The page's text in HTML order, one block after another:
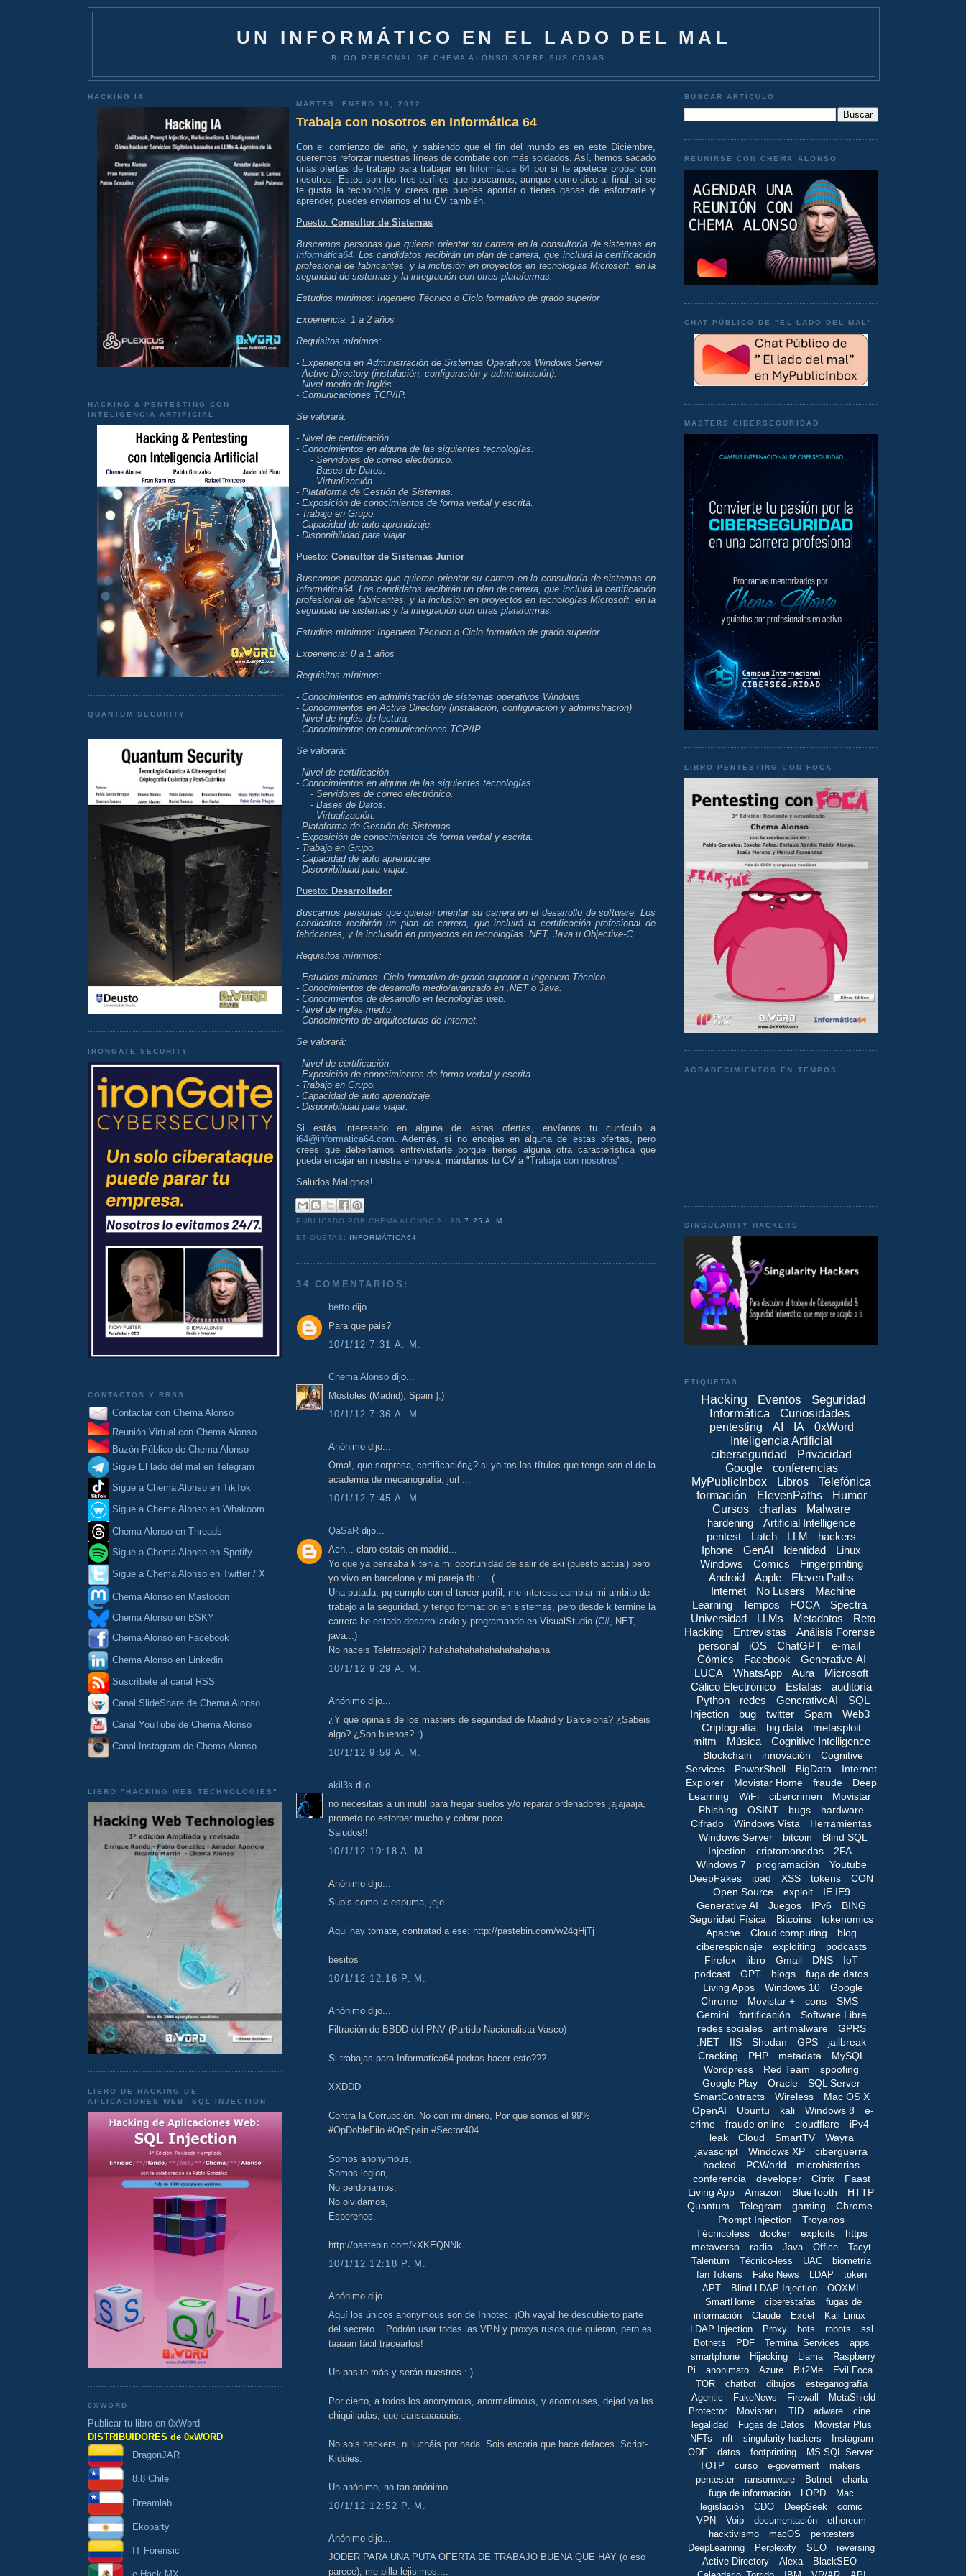
UN INFORMÁTICO EN EL LADO DEL MAL
BLOG PERSONAL DE CHEMA ALONSO SOBRE SUS COSAS.
HACKING IA
HACKING & PENTESTING CON
INTELIGENCIA ARTIFICIAL
QUANTUM SECURITY
IRONGATE SECURITY
CONTACTOS Y RRSS
Contactar con Chema Alonso
Reunión Virtual con Chema Alonso
Buzón Público de Chema Alonso
Sigue El lado del mal en Telegram
Sigue a Chema Alonso en TikTok
Sigue a Chema Alonso en Whakoom
Chema Alonso en Threads
Sigue a Chema Alonso en Spotify
Sigue a Chema Alonso en Twitter / X
Chema Alonso en Mastodon
Chema Alonso en BSKY
Chema Alonso en Facebook
Chema Alonso en Linkedin
Suscríbete al canal RSS
Canal SlideShare de Chema Alonso
Canal YouTube de Chema Alonso
Canal Instagram de Chema Alonso
LIBRO "HACKING WEB TECHNOLOGIES"
LIBRO DE HACKING DE
APLICACIONES WEB: SQL INJECTION
0XWORD
Publicar tu libro en 0xWord
DISTRIBUIDORES de 0xWORD
DragonJAR
8.8 Chile
Dreamlab
Ekoparty
IT Forensic
MARTES, ENERO 10, 2012
Trabaja con nosotros en Informática 64
Con el comienzo del año, y sabiendo que el fin del mundo es en este Diciembre,
queremos reforzar nuestras líneas de combate con más soldados. Así, hemos sacado
unas ofertas de trabajo para trabajar en
Informática 64 por si te apetece probar con
nosotros. Estos son los tres perfiles que buscamos, aunque como dice al final, si se
te gusta la tecnología y crees que puedes aportar o tienes ganas de esforzarte y
aprender, puedes enviarnos el tu CV también.
Puesto: Consultor de Sistemas
Buscamos personas que quieran orientar su carrera en la consultoría de sistemas en
Informática64 . Los candidatos recibirán un plan de carrera, que incluirá la certificación
profesional de fabricantes, y la inclusión en proyectos en tecnologías Microsoft, en la
seguridad de sistemas y la integración con otras plataformas.
Estudios mínimos: Ingeniero Técnico o Ciclo formativo de grado superior
Experiencia: 1 a 2 años
Requisitos mínimos:
- Experiencia en Administración de Sistemas Operativos Windows Server
- Active Directory (instalación, configuración y administración).
- Nivel medio de Inglés.
- Comunicaciones TCP/IP.
Se valorará:
- Nivel de certificación.
- Conocimientos en alguna de las siguientes tecnologías:
- Servidores de correo electrónico.
- Bases de Datos.
- Virtualización.
- Plataforma de Gestión de Sistemas.
- Exposición de conocimientos de forma verbal y escrita.
- Trabajo en Grupo.
- Capacidad de auto aprendizaje.
- Disponibilidad para viajar.
Puesto: Consultor de Sistemas Junior
Buscamos personas que quieran orientar su carrera en la consultoría de sistemas en
Informática64. Los candidatos recibirán un plan de carrera, que incluirá la certificación
profesional de fabricantes, y la inclusión en proyectos en tecnologías Microsoft, en la
seguridad de sistemas y la integración con otras plataformas.
Estudios mínimos: Ingeniero Técnico o Ciclo formativo de grado superior
Experiencia: 0 a 1 años
Requisitos mínimos:
- Conocimientos en administración de sistemas operativos Windows.
- Conocimientos en Active Directory (instalación, configuración y administración)
- Nivel de inglés de lectura.
- Conocimientos en comunicaciones TCP/IP.
Se valorará:
- Nivel de certificación.
- Conocimientos en alguna de las siguientes tecnologías:
- Servidores de correo electrónico.
- Bases de Datos.
- Virtualización.
- Plataforma de Gestión de Sistemas.
- Exposición de conocimientos de forma verbal y escrita.
- Trabajo en Grupo.
- Capacidad de auto aprendizaje.
- Disponibilidad para viajar.
Puesto: Desarrollador
Buscamos personas que quieran orientar su carrera en el desarrollo de software. Los
candidatos recibirán un plan de carrera, que incluirá la certificación profesional de
fabricantes, y la inclusión en proyectos en tecnologías .NET, Java u Objective-C.
Requisitos mínimos:
- Estudios mínimos: Ciclo formativo de grado superior o Ingeniero Técnico
- Conocimientos de desarrollo medio/avanzado en .NET o Java.
- Conocimientos de desarrollo en tecnologías web.
- Nivel de inglés medio.
- Conocimiento de arquitecturas de Internet.
Se valorará:
- Nivel de certificación.
- Exposición de conocimientos de forma verbal y escrita.
- Trabajo en Grupo.
- Capacidad de auto aprendizaje.
- Disponibilidad para viajar.
Si estás interesado en alguna de estas ofertas, envíanos tu currículo a
i64@informatica64.com . Además, si no encajas en alguna de estas ofertas, pero
crees que deberíamos entrevistarte porque tienes alguna otra característica que
pueda encajar en nuestra empresa, mándanos tu CV a "Trabaja con nosotros".
Saludos Malignos!
PUBLICADO POR CHEMA ALONSOA LAS7:25 A. M.
ETIQUETAS: INFORMÁTICA64
34 COMENTARIOS:
betto dijo...
Para que pais?
10/1/12 7:31 A. M.
Chema Alonso dijo...
Móstoles (Madrid), Spain }:)
10/1/12 7:36 A. M.
Anónimo dijo...
Oma!, que sorpresa, certificación¿? si yo tos los títulos que tengo son el de la
academia de mecanografía, jorl ...
10/1/12 7:45 A. M.
QaSaR dijo...
Ach... claro estais en madrid...
Yo que ya pensaba k tenia mi oportunidad de salir de aki (puesto actual) pero
yo vivo en barcelona y mi pareja tb :....(
Una putada, pq cumplo con el tercer perfil, me interesa cambiar mi ambito de
trabajo a la seguridad, y tengo formacion en sistemas, pero desde k termine la
carrera he estado desarrollando y programando en VisualStudio (C#,.NET,
java...)
No haceis Teletrabajo!? hahahahahahahahahahahaha
10/1/12 9:29 A. M.
Anónimo dijo...
¿Y que opinais de los masters de seguridad de Madrid y Barcelona? ¿Sabeis
algo? ¿Son buenos? :)
10/1/12 9:59 A. M.
akil3s dijo...
no necesitais a un inutil para fregar suelos y/o reparar ordenadores jajajaaja,
prometo no estorbar mucho y cobrar poco.
Saludos!!
10/1/12 10:18 A. M.
Anónimo dijo...
Subis como la espuma, jeje
Aqui hay tomate, contratad a ese: http://pastebin.com/w24gHjTj
besitos
10/1/12 12:16 P. M.
Anónimo dijo...
Filtración de BBDD del PNV (Partido Nacionalista Vasco)
Si trabajas para Informatica64 podras hacer esto???
XXDDD
Contra la Corrupción. No con mi dinero, Por que somos el 99%
#OpDobleFilo #OpSpain #Sector404
Somos anonymous,
Somos legion,
No perdonamos,
No olvidamos,
Esperenos.
http://pastebin.com/kXKEQNNk
10/1/12 12:18 P. M.
Anónimo dijo...
Aquí los únicos anonymous son de Innotec. ¡Oh vaya! he descubierto parte
del secreto... Podrán usar todas las VPN y proxys rusos que quieran, pero es
taaaan fácil tracearlos!
Un pasito más y serán nuestros :-)
Por cierto, a todos los anonymous, anormalimous, y anomouses, dejad ya las
chiquilladas, que cansaaaaaais.
No sois hackers, ni lucháis por nada. Sois escoria que hace defaces. Script-
Kiddies.
Un anónimo, no tan anónimo.
10/1/12 12:52 P. M.
Anónimo dijo...
JODER PARA UNA PUTA OFERTA DE TRABAJO BUENA QUE HAY (o eso
parece), me pilla lejisimos....
BUSCAR ARTÍCULO
REUNIRSE CON CHEMA ALONSO
CHAT PÚBLICO DE "EL LADO DEL MAL"
MASTERS CIBERSEGURIDAD
LIBRO PENTESTING CON FOCA
AGRADECIMIENTOS EN TEMPOS
SINGULARITY HACKERS
ETIQUETAS
Hacking Eventos
Seguridad
Informática
Curiosidades
pentesting AI IA
0xWord
Inteligencia Artificial
ciberseguridad
Privacidad
Google
conferencias
MyPublicInbox
Libros
Telefónica
formación
ElevenPaths
Humor
Cursos
charlas
Malware
hardening
Artificial Intelligence
pentest
Latch LLM
hackers
Iphone
GenAI Identidad
Linux
Windows
Comics
Fingerprinting
Android
Apple
Eleven Paths
Internet
No Lusers
Machine
Learning
Tempos FOCA
Spectra
Universidad
LLMs Metadatos
Reto
Hacking
Entrevistas
Análisis Forense
personal
iOS ChatGPT
e-mail
Cómics
Facebook
Generative-AI
LUCA
WhatsApp Aura
Microsoft
Cálico Electrónico
Estafas
auditoría
Python
redes GenerativeAI
SQL
Injection
bug twitter Spam
Web3
Criptografía
big data
metasploit
mitm
Música Cognitive Intelligence
Blockchain innovación
Cognitive
Services
PowerShell BigData
Internet
Explorer
Movistar Home fraude
Deep
Learning
WiFi cibercrimen
Movistar
Phishing
OSINT bugs
hardware
Cifrado
Windows Vista
Herramientas
Windows Server
bitcoin
Blind SQL
Injection
criptomonedas
2FA
Windows 7
programación
Youtube
DeepFakes
ipad XSS tokens
CON
Open Source
exploit
IE IE9
Generative AI
Juegos IPv6
BING
Seguridad Física
Bitcoins
tokenomics
Apache
Cloud computing
blog
ciberespionaje
exploiting
podcasts
Firefox
libro Gmail DNS
IoT
podcast
GPT blogs
fuga de datos
Living Apps
Windows 10
Google
Chrome
Movistar + cons
SMS
Gemini
fortificación
Software Libre
redes sociales
antimalware
GPRS
.NET
IIS Shodan GPS
jailbreak
Cracking
PHP metadata
MySQL
Wordpress
Red Team
spoofing
Google Play
Oracle
SQL Server
SmartContracts
Wireless
Mac OS X
OpenAI
Ubuntu kali Windows 8
e-
crime
fraude online cloudflare
iPv4
leak
Cloud SmartTV
Wayra
javascript
Windows XP
ciberguerra
hacked
PCWorld
microhistorias
conferencia
developer Citrix
Faast
Living App
Amazon BlueTooth
HTTP
Quantum
Telegram gaming
Chrome
Prompt Injection
Troyanos
Técnicoless
docker exploits
https
metaverso
radio Java Office
Tacyt
Talentum
Técnico-less UAC
biometría
fan Tokens
Fake News LDAP
token
APT
Blind LDAP Injection
OOXML
SmartHome
ciberestafas
fugas de
información
Claude Excel
Kali Linux
LDAP Injection
Proxy bots robots
ssl
Botnets
PDF Terminal Services
apps
smartphone
Hijacking Llama
Raspberry
Pi
anonimato Azure Bit2Me
Evil Foca
TOR
chatbot dibujos
esteganografía
Agentic
FakeNews Firewall
MetaShield
Protector
Movistar+ TID adware
cine
legalidad
Fugas de Datos
Movistar Plus
NFTs
nft singularity hackers
Instagram
ODF
datos footprinting
MS SQL Server
TOTP
curso e-goverment
makers
pentester
ransomware Botnet
charla
fuga de información
LOPD
Mac
legislación
CDO DeepSeek
cómic
VPN
Voip documentación
ethereum
hacktivismo
macOS
pentesters
DeepLearning
Perplexity SEO
reversing
Active Directory
Alexa
BlackSEO